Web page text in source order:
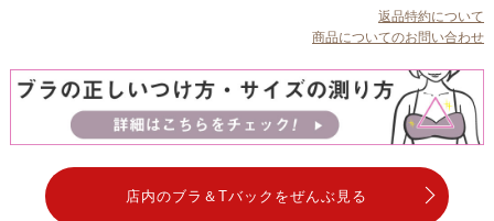
返品特約について
商品についてのお問い合わせ
店内のブラ＆Tバックをぜんぶ見る